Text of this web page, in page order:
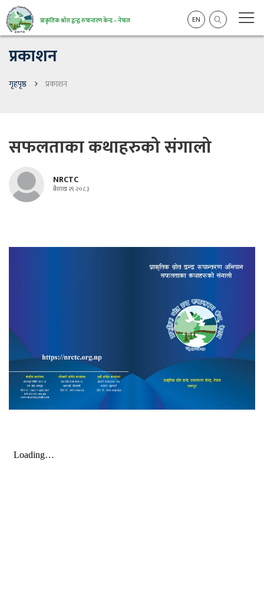
EN
प्राकृतिक श्रोत द्वन्द्व रुपान्तरण केन्द्र – नेपाल
प्रकाशन
गृहपृष्ठ प्रकाशन
सफलताका कथाहरुको संगालो
NRCTC
बैशाख २९ २०८३